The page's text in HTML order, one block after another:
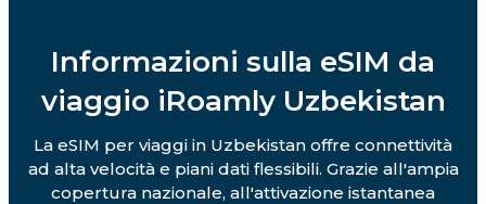
Informazioni sulla eSIM da
viaggio iRoamly Uzbekistan
La eSIM per viaggi in Uzbekistan offre connettività
ad alta velocità e piani dati flessibili. Grazie all'ampia
copertura nazionale, all'attivazione istantanea